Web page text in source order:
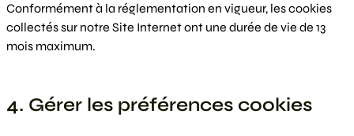
Conformément à la réglementation en vigueur, les cookies
collectés sur notre Site Internet ont une durée de vie de 13
mois maximum.
4. Gérer les préférences cookies